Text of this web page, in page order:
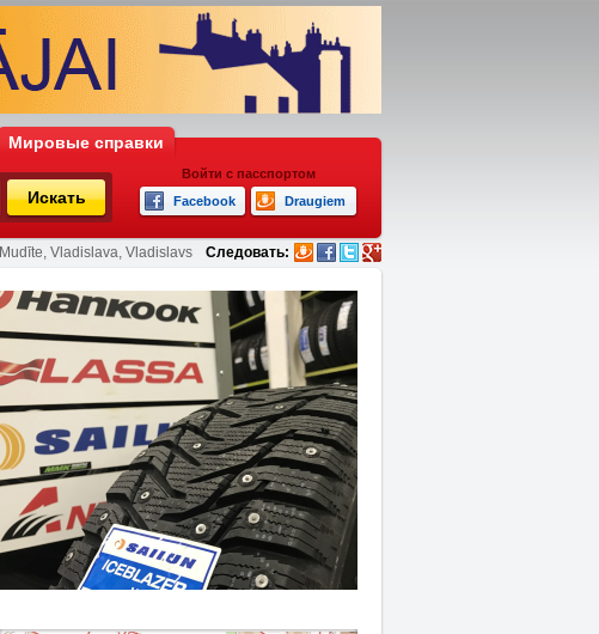
Мировые справки
Искать
Войти с пасспортом
Facebook
Draugiem
Mudīte, Vladislava, Vladislavs Следовать: